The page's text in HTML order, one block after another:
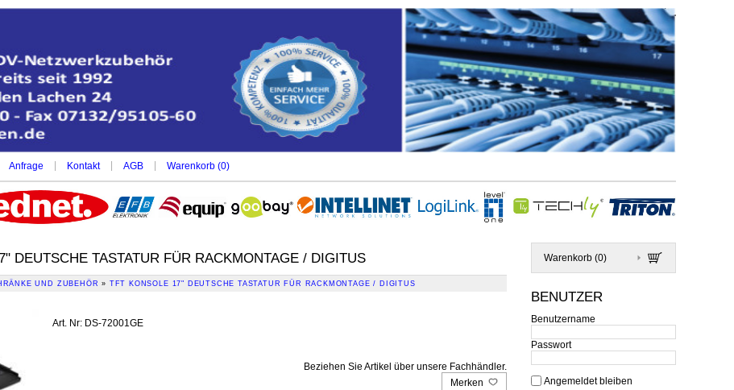
Anfrage Kontakt AGB Warenkorb (0)
Warenkorb (0)
BENUTZER
Benutzername
Passwort
Angemeldet bleiben
DEUTSCHE TASTATUR FÜR RACKMONTAGE / DIGITUS
UND ZUBEHÖR » TFT KONSOLE 17" DEUTSCHE TASTATUR FÜR RACKMONTAGE / DIGITUS
Art. Nr: DS-72001GE
Beziehen Sie Artikel über unsere Fachhändler.
Merken